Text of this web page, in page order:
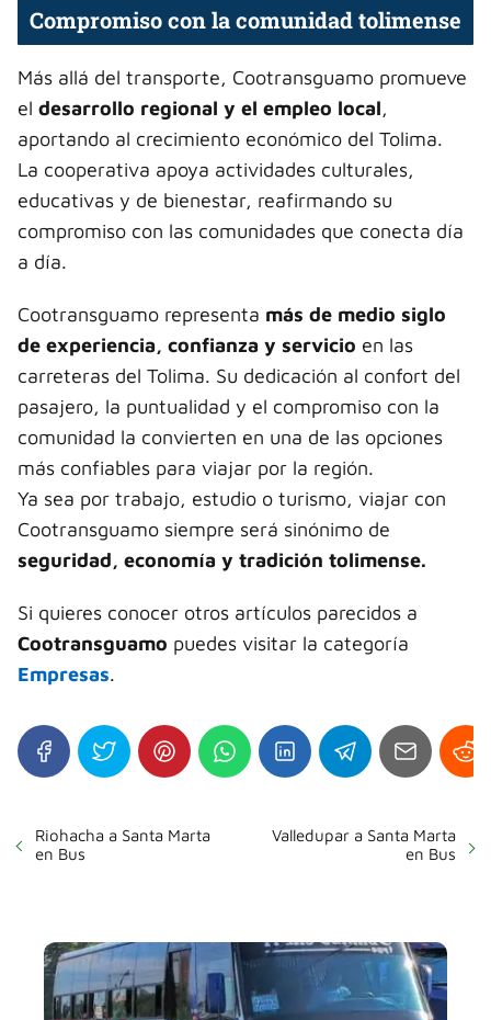
Compromiso con la comunidad tolimense
Más allá del transporte, Cootransguamo promueve
el desarrollo regional y el empleo local,
aportando al crecimiento económico del Tolima.
La cooperativa apoya actividades culturales,
educativas y de bienestar, reafirmando su
compromiso con las comunidades que conecta día
a día.
Cootransguamo representa más de medio siglo
de experiencia, confianza y servicio en las
carreteras del Tolima. Su dedicación al confort del
pasajero, la puntualidad y el compromiso con la
comunidad la convierten en una de las opciones
más confiables para viajar por la región.
Ya sea por trabajo, estudio o turismo, viajar con
Cootransguamo siempre será sinónimo de
seguridad, economía y tradición tolimense.
Si quieres conocer otros artículos parecidos a
Cootransguamo puedes visitar la categoría
Empresas.
Riohacha a Santa Marta
en Bus
Valledupar a Santa Marta
en Bus